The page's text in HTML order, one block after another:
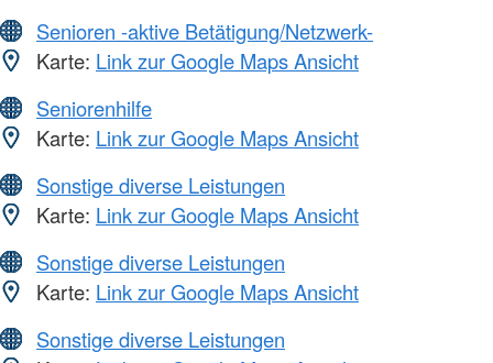
Senioren -aktive Betätigung/Netzwerk-
Karte: Link zur Google Maps Ansicht
Seniorenhilfe
Karte: Link zur Google Maps Ansicht
Sonstige diverse Leistungen
Karte: Link zur Google Maps Ansicht
Sonstige diverse Leistungen
Karte: Link zur Google Maps Ansicht
Sonstige diverse Leistungen